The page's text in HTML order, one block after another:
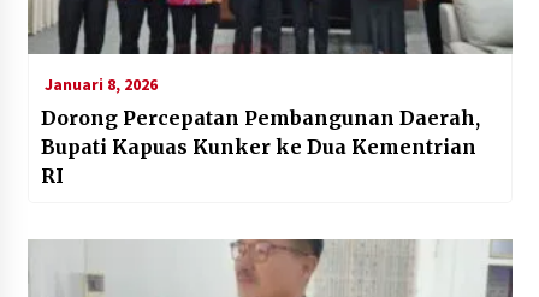
Januari 8, 2026
Dorong Percepatan Pembangunan Daerah,
Bupati Kapuas Kunker ke Dua Kementrian
RI